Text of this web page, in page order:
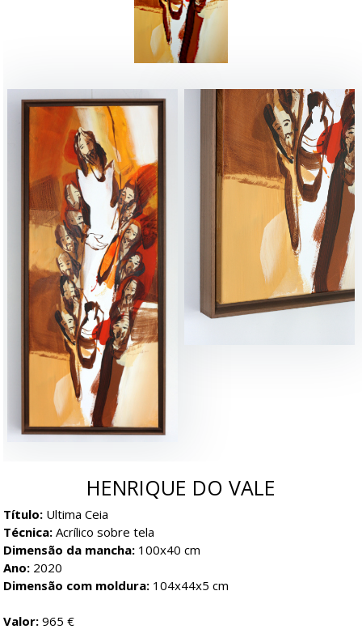
HENRIQUE DO VALE
Título: Ultima Ceia
Técnica:Acrílico sobre tela
Dimensão da mancha: 100x40 cm
Ano: 2020
Dimensão com moldura: 104x44x5 cm
Valor:965 €